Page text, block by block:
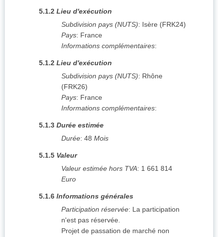
5.1.2 Lieu d'exécution
Subdivision pays (NUTS): Isère (FRK24)
Pays: France
Informations complémentaires:
5.1.2 Lieu d'exécution
Subdivision pays (NUTS): Rhône
(FRK26)
Pays: France
Informations complémentaires:
5.1.3 Durée estimée
Durée: 48 Mois
5.1.5 Valeur
Valeur estimée hors TVA: 1 661 814
Euro
5.1.6 Informations générales
Participation réservée: La participation
n'est pas réservée.
Projet de passation de marché non